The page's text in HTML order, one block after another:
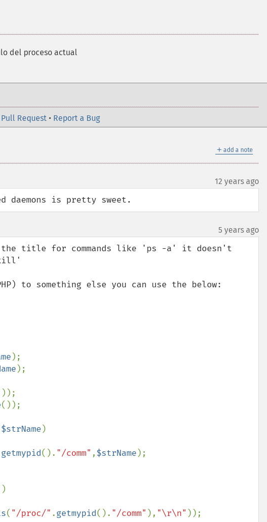
del proceso actual
Request • Report a Bug
＋ add a note
12 years ago
daemons is pretty sweet.
5 years ago
the title for commands like 'ps -a' it doesn't
to something else you can use the below:
);
());
$strName )
getmypid(). "/comm" ,$strName );
( "/proc/" .getmypid(). "/comm" ), "\r\n" ));